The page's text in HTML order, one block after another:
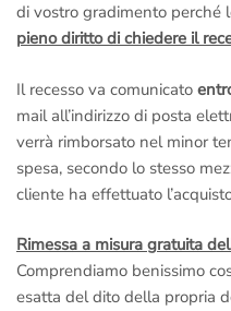
di vostro gradimento perché
pieno diritto di chiedere il
Il recesso va comunicato
mail all’indirizzo di posta
verrà rimborsato nel minor
spesa, secondo lo stesso
cliente ha effettuato
Rimessa a misura gratuita
Comprendiamo benissimo
esatta del dito della propria